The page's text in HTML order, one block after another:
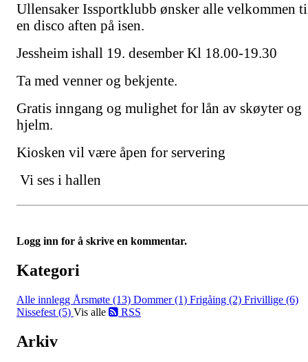
Ullensaker Issportklubb ønsker alle velkommen
en disco aften på isen.
Jessheim ishall 19. desember Kl 18.00-19.30
Ta med venner og bekjente.
Gratis inngang og mulighet for lån av skøyter og
hjelm.
Kiosken vil være åpen for servering
Vi ses i hallen
Logg inn for å skrive en kommentar.
Kategori
Alle innlegg Årsmøte (13) Dommer (1) Frigåing (2) Frivillige (6)
Nissefest (5) Vis alle RSS
Arkiv